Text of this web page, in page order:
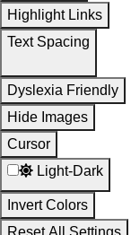
Highlight Links
Text Spacing
Dyslexia Friendly
Hide Images
Cursor
Light-Dark
Invert Colors
Reset All Settings